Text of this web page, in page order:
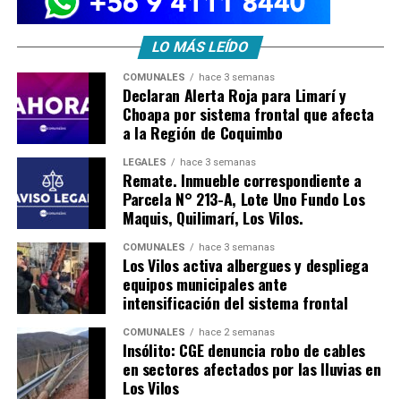
LO MÁS LEÍDO
COMUNALES hace 3 semanas
Declaran Alerta Roja para Limarí y
Choapa por sistema frontal que afecta
a la Región de Coquimbo
LEGALES hace 3 semanas
Remate. Inmueble correspondiente a
Parcela N° 213-A, Lote Uno Fundo Los
Maquis, Quilimarí, Los Vilos.
COMUNALES hace 3 semanas
Los Vilos activa albergues y despliega
equipos municipales ante
intensificación del sistema frontal
COMUNALES hace 2 semanas
Insólito: CGE denuncia robo de cables
en sectores afectados por las lluvias en
Los Vilos